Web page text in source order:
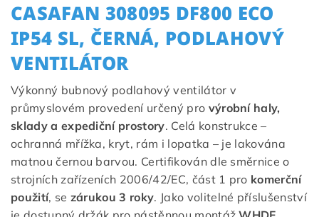
CASAFAN 308095 DF800 ECO
IP54 SL, ČERNÁ, PODLAHOVÝ
VENTILÁTOR
Výkonný bubnový podlahový ventilátor v
průmyslovém provedení určený pro výrobní haly,
sklady a expediční prostory. Celá konstrukce –
ochranná mřížka, kryt, rám i lopatka – je lakována
matnou černou barvou. Certifikován dle směrnice o
strojních zařízeních 2006/42/EC, část 1 pro komerční
použití, se zárukou 3 roky. Jako volitelné příslušenství